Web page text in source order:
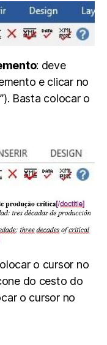
: deve
e clicar no
Basta colocar o
o cursor no
do cesto do
o cursor no